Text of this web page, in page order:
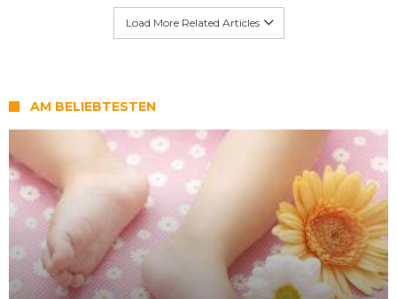
Load More Related Articles
AM BELIEBTESTEN